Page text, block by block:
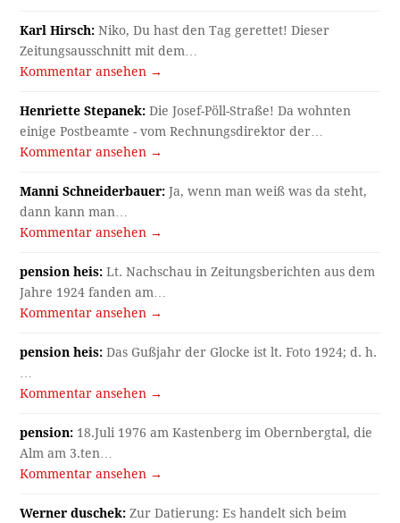
Karl Hirsch: Niko, Du hast den Tag gerettet! Dieser
Zeitungsausschnitt mit dem…
Kommentar ansehen →
Henriette Stepanek: Die Josef-Pöll-Straße! Da wohnten
einige Postbeamte - vom Rechnungsdirektor der…
Kommentar ansehen →
Manni Schneiderbauer: Ja, wenn man weiß was da steht,
dann kann man…
Kommentar ansehen →
pension heis: Lt. Nachschau in Zeitungsberichten aus dem
Jahre 1924 fanden am…
Kommentar ansehen →
pension heis: Das Gußjahr der Glocke ist lt. Foto 1924; d. h.
…
Kommentar ansehen →
pension: 18.Juli 1976 am Kastenberg im Obernbergtal, die
Alm am 3.ten…
Kommentar ansehen →
Werner duschek: Zur Datierung: Es handelt sich beim